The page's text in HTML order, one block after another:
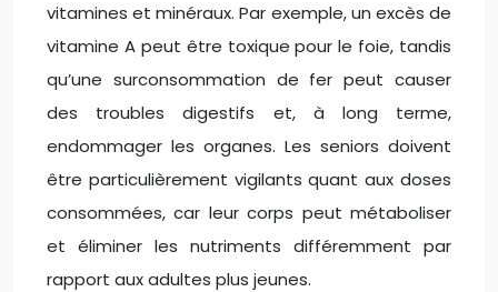
vitamines et minéraux. Par exemple, un excès de
vitamine A peut être toxique pour le foie, tandis
qu’une surconsommation de fer peut causer
des troubles digestifs et, à long terme,
endommager les organes. Les seniors doivent
être particulièrement vigilants quant aux doses
consommées, car leur corps peut métaboliser
et éliminer les nutriments différemment par
rapport aux adultes plus jeunes.